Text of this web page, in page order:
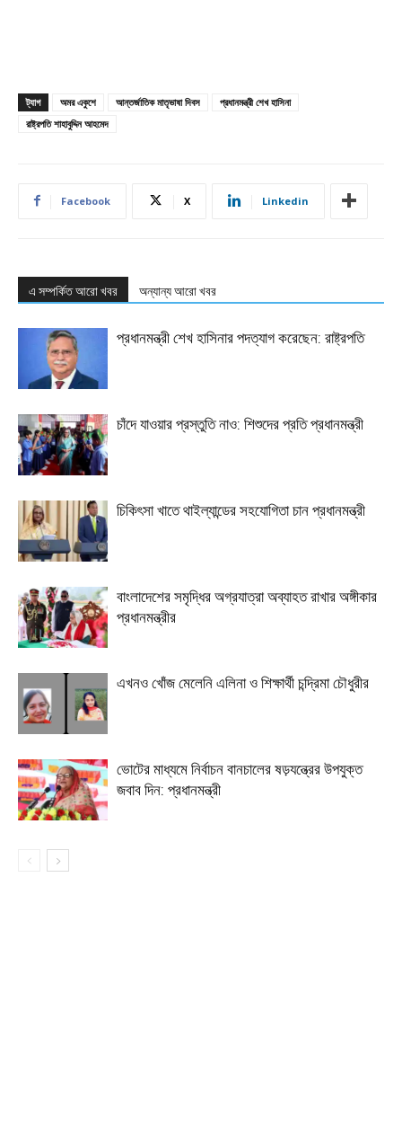
ট্যাগ অমর একুশে আন্তর্জাতিক মাতৃভাষা দিবস
প্রধানমন্ত্রী শেখ হাসিনা
রাষ্ট্রপতি শাহাবুদ্দিন আহমেদ
Facebook X Linkedin
এ সম্পর্কিত আরো খবর অন্যান্য আরো খবর
প্রধানমন্ত্রী শেখ হাসিনার পদত্যাগ করেছেন: রাষ্ট্রপতি
চাঁদে যাওয়ার প্রস্তুতি নাও: শিশুদের প্রতি প্রধানমন্ত্রী
চিকিৎসা খাতে থাইল্যান্ডের সহযোগিতা চান প্রধানমন্ত্রী
বাংলাদেশের সমৃদ্ধির অগ্রযাত্রা অব্যাহত রাখার অঙ্গীকার
প্রধানমন্ত্রীর
এখনও খোঁজ মেলেনি এলিনা ও শিক্ষার্থী চন্দ্রিমা চৌধুরীর
ভোটের মাধ্যমে নির্বাচন বানচালের ষড়যন্ত্রের উপযুক্ত
জবাব দিন: প্রধানমন্ত্রী